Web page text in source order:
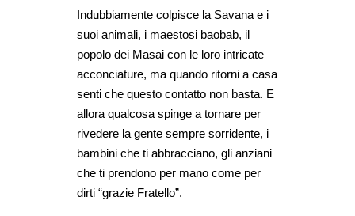
Indubbiamente colpisce la Savana e i
suoi animali, i maestosi baobab, il
popolo dei Masai con le loro intricate
acconciature, ma quando ritorni a casa
senti che questo contatto non basta. E
allora qualcosa spinge a tornare per
rivedere la gente sempre sorridente, i
bambini che ti abbracciano, gli anziani
che ti prendono per mano come per
dirti “grazie Fratello”.